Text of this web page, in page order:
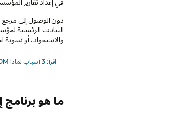
في إعداد تقارير
دون الوصول إلى مرجع
البيانات الرئيسية
والاستحواذ، أو
اقرأ: 3 أسباب لماذا EDM هو الحل المناسب للوقت المناسب
ما هو برنامج